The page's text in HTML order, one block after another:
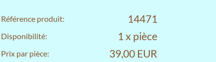
Référence produit: 14471
Disponibilité: 1 x pièce
Prix par pièce: 39,00 EUR